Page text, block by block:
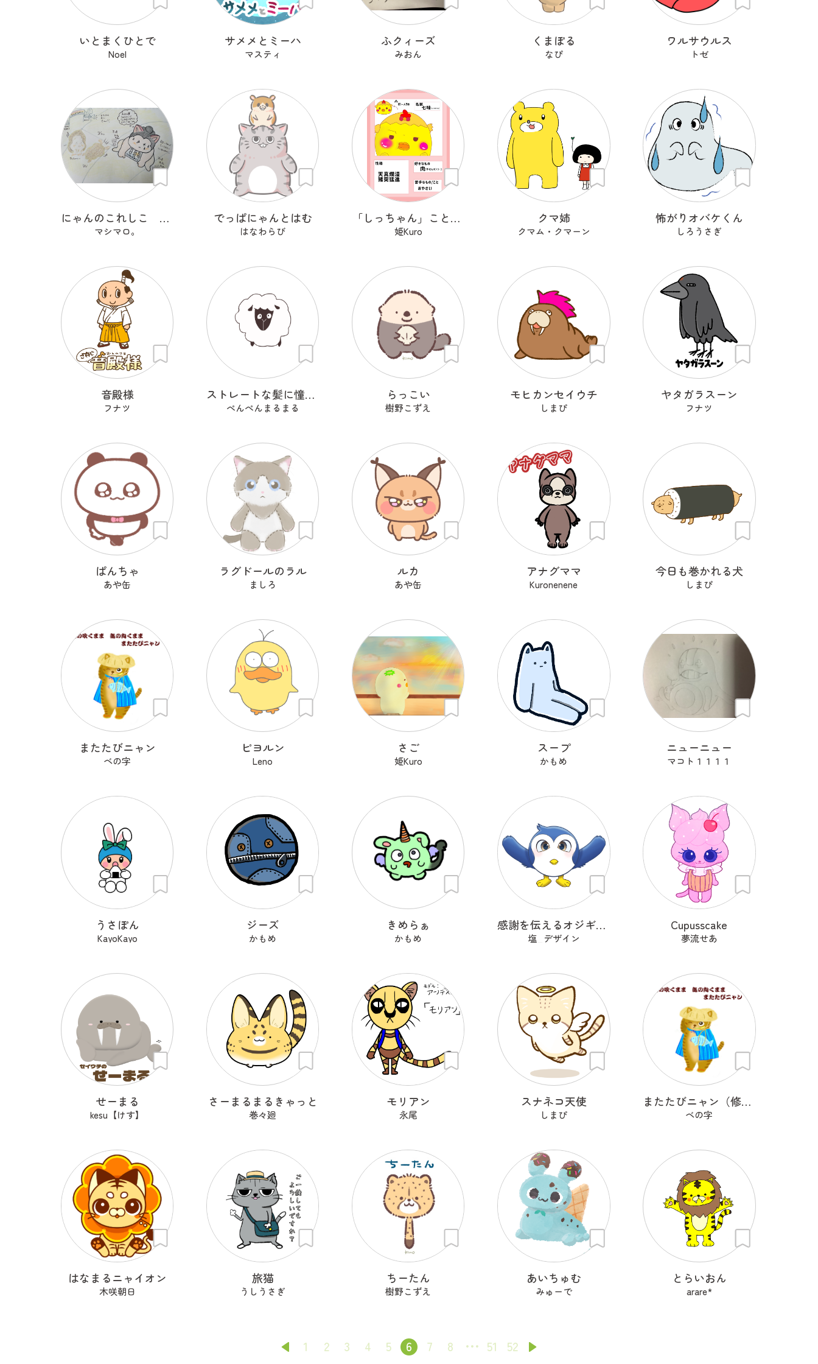
いとまくひとで
Noel
サメメとミーハ
マスティ
ふクィーズ
みおん
くまぽる
なぴ
ワルサウルス
トゼ
にゃんのこれしこ ある日の夢 Ｎo.2
マシマロ。
でっぱにゃんとはむ
はなわらび
「しっちゃん」こと「七味」です！
姫Kuro
クマ姉
クマム・クマーン
怖がりオバケくん
しろうさぎ
音殿様
フナツ
ストレートな髪に憧れるひつじ
ぺんぺんまるまる
らっこい
樹野こずえ
モヒカンセイウチ
しまぴ
ヤタガラスーン
フナツ
ぱんちゃ
あや缶
ラグドールのラル
ましろ
ルカ
あや缶
アナグママ
Kuronenene
今日も巻かれる犬
しまぴ
またたびニャン
ベの字
ピヨルン
Leno
さご
姫Kuro
スープ
かもめ
ニューニュー
マコト１１１１
うさぽん
KayoKayo
ジーズ
かもめ
きめらぁ
かもめ
感謝を伝えるオジギドリ
塩_デザイン
Cupusscake
夢流せあ
せーまる
kesu【けす】
さーまるまるきゃっと
巻々廻
モリアン
永尾
スナネコ天使
しまぴ
またたびニャン（修正）
ベの字
はなまるニャイオン
木咲朝日
旅猫
うしうさぎ
ちーたん
樹野こずえ
あいちゅむ
みゅーで
とらいおん
arare*
1 2 3 4 5 6 7 8 51 52